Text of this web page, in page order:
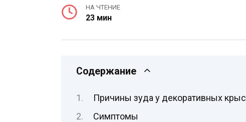
НА ЧТЕНИЕ
23 мин
Содержание
Причины зуда у декоративных крыс
Симптомы